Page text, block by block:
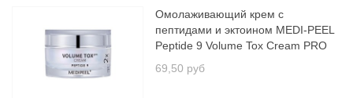
Омолаживающий крем с
пептидами и эктоином MEDI-PEEL
Peptide 9 Volume Tox Cream PRO
69,50 руб